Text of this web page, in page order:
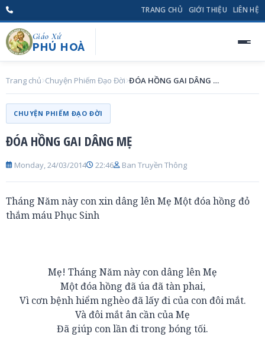
TRANG CHỦ GIỚI THIỆU LIÊN HỆ
Giáo Xứ
PHÚ HOÀ
Trang chủ Chuyện Phiếm Đạo Đời ĐÓA HỒNG GAI DÂNG MẸ
CHUYỆN PHIẾM ĐẠO ĐỜI
ĐÓA HỒNG GAI DÂNG MẸ
Monday, 24/03/2014 22:46 Ban Truyền Thông
Tháng Năm này con xin dâng lên Mẹ Một đóa hồng đỏ
thắm máu Phục Sinh
Mẹ! Tháng Năm này con dâng lên Mẹ
Một đóa hồng đã úa đã tàn phai,
Vì cơn bệnh hiểm nghèo đã lấy đi của con đôi mắt.
Và đôi mắt ân cần của Mẹ
Đã giúp con lần đi trong bóng tối.